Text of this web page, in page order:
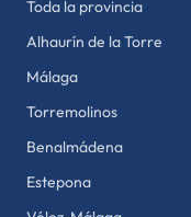
Toda la provincia
Alhaurín de la Torre
Málaga
Torremolinos
Benalmádena
Estepona